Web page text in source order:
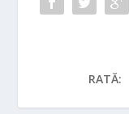
RATĂ: